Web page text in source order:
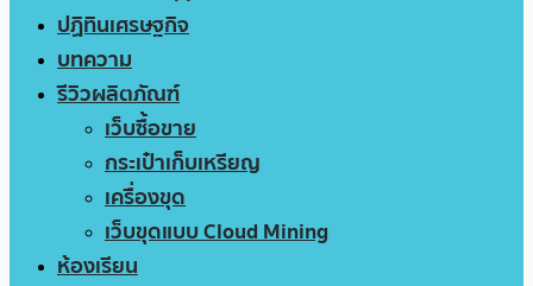
ปฏิทินเศรษฐกิจ
บทความ
รีวิวผลิตภัณฑ์
เว็บซื้อขาย
กระเป๋าเก็บเหรียญ
เครื่องขุด
เว็บขุดแบบ Cloud Mining
ห้องเรียน